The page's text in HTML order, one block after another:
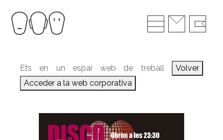
Ets en un espai web de treball
Volver
Acceder a la web corporativa